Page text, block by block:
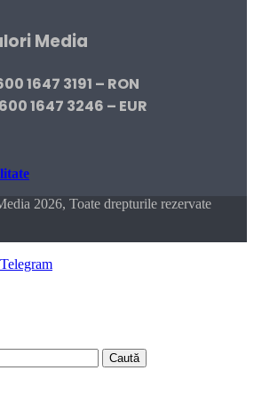
Media
1647 3191 – RON
1647 3246 – EUR
2026, Toate drepturile rezervate
Telegram